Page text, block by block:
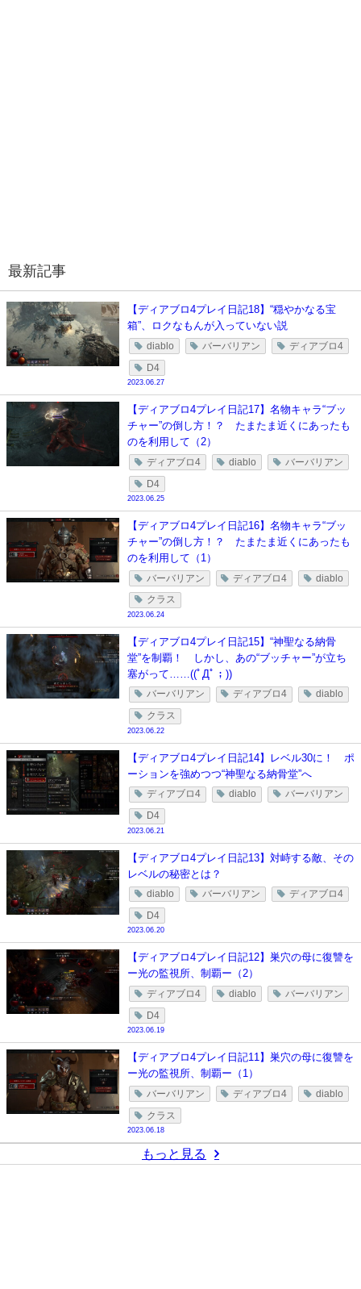
最新記事
【ディアブロ4プレイ日記18】“穏やかなる宝
箱”、ロクなもんが入っていない説
diablo バーバリアン ディアブロ4
D4
2023.06.27
【ディアブロ4プレイ日記17】名物キャラ“ブッ
チャー”の倒し方！？ たまたま近くにあったも
のを利用して（2）
ディアブロ4 diablo バーバリアン
D4
2023.06.25
【ディアブロ4プレイ日記16】名物キャラ“ブッ
チャー”の倒し方！？ たまたま近くにあったも
のを利用して（1）
バーバリアン ディアブロ4 diablo
クラス
2023.06.24
【ディアブロ4プレイ日記15】“神聖なる納骨
堂”を制覇！ しかし、あの“ブッチャー”が立ち
塞がって……((ﾟДﾟ；))
バーバリアン ディアブロ4 diablo
クラス
2023.06.22
【ディアブロ4プレイ日記14】レベル30に！ ポ
ーションを強めつつ“神聖なる納骨堂”へ
ディアブロ4 diablo バーバリアン
D4
2023.06.21
【ディアブロ4プレイ日記13】対峙する敵、その
レベルの秘密とは？
diablo バーバリアン ディアブロ4
D4
2023.06.20
【ディアブロ4プレイ日記12】巣穴の母に復讐を
ー光の監視所、制覇ー（2）
ディアブロ4 diablo バーバリアン
D4
2023.06.19
【ディアブロ4プレイ日記11】巣穴の母に復讐を
ー光の監視所、制覇ー（1）
バーバリアン ディアブロ4 diablo
クラス
2023.06.18
もっと見る